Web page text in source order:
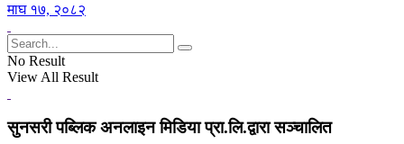
माघ १७, २०८२
No Result
View All Result
सुनसरी पब्लिक अनलाइन मिडिया प्रा.लि.द्वारा सञ्चालित